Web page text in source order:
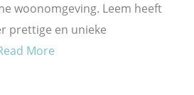
woonomgeving. Leem heeft
prettige en unieke
More